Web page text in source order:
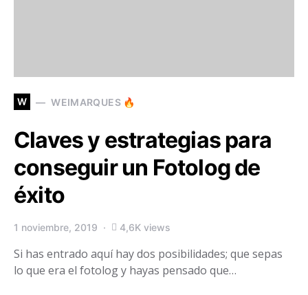
W WEIMARQUES 🔥
Claves y estrategias para
conseguir un Fotolog de
éxito
1 noviembre, 2019 4,6K views
Si has entrado aquí hay dos posibilidades; que sepas
lo que era el fotolog y hayas pensado que…